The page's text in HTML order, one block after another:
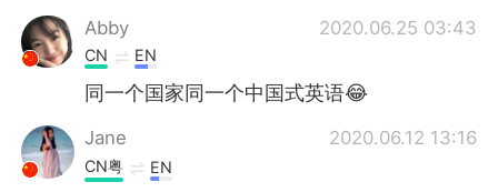
Abby 2020.06.25 03:43
CN EN
同一个国家同一个中国式英语😂
Jane 2020.06.12 13:16
CN粤 EN